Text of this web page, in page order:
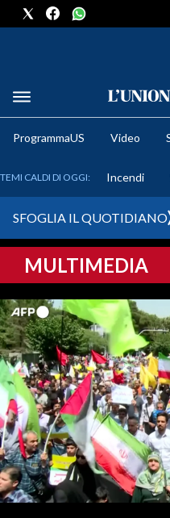
METEO
CRONACA SARDEGNA
PROVINCIA DI CAGLIARI
SULCIS IGLESIENTE
MEDIO CAMPIDANO
ORISTANO E PROVINCIA
SASSARI E PROVINCIA
GALLURA
NUORO E PROVINCIA
OGLIASTRA
ProgrammaUS Video
TEMI CALDI DI OGGI: Incendi
SFOGLIA IL QUOTIDIANO
MULTIMEDIA